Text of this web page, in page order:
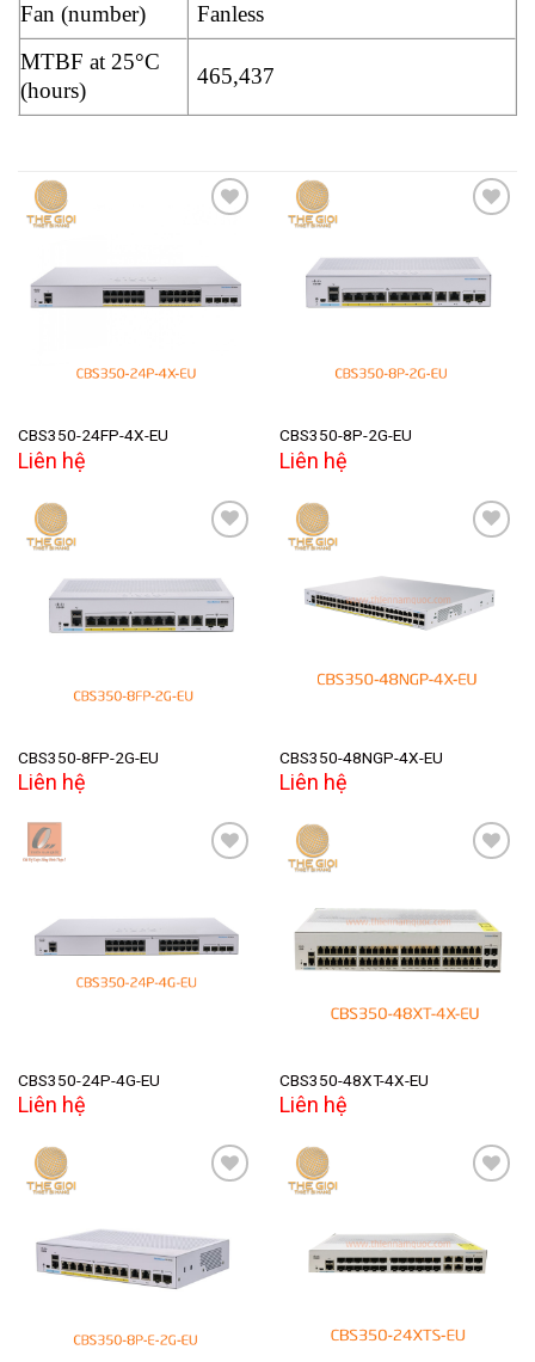
Fan (number)
Fanless
MTBF at 25°C
(hours)
465,437
Add to
wishlist
CBS350-24FP-4X-EU
Liên hệ
Add to
wishlist
CBS350-8P-2G-EU
Liên hệ
Add to
wishlist
CBS350-8FP-2G-EU
Liên hệ
Add to
wishlist
CBS350-48NGP-4X-EU
Liên hệ
Add to
wishlist
CBS350-24P-4G-EU
Liên hệ
Add to
wishlist
CBS350-48XT-4X-EU
Liên hệ
Add to
wishlist
Add to
wishlist